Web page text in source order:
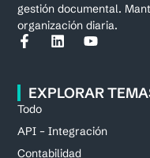
gestión documental.
organización diaria.
EXPLORAR
Todo
API – Integración
Contabilidad